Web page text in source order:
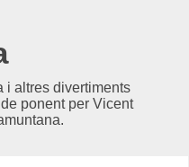
i altres divertiments
ponent per Vicent